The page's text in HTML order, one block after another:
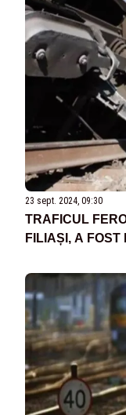
23 sept. 2024, 09:30
TRAFICUL
FILIAȘI, A